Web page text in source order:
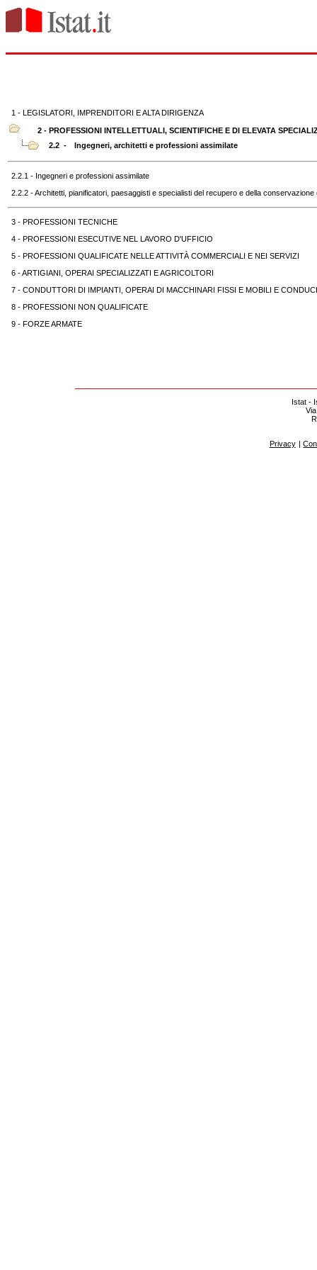
1 - LEGISLATORI, IMPRENDITORI E ALTA DIRIGENZA
2 - PROFESSIONI INTELLETTUALI, SCIENTIFICHE E DI ELEVATA
2.2 -
Ingegneri, architetti e professioni assimilate
2.2.1 - Ingegneri e professioni assimilate
2.2.2 - Architetti, pianificatori, paesaggisti e specialisti del recupero e della conservazione
3 - PROFESSIONI TECNICHE
4 - PROFESSIONI ESECUTIVE NEL LAVORO D'UFFICIO
5 - PROFESSIONI QUALIFICATE NELLE ATTIVITÀ COMMERCIALI E NEI SERVIZI
6 - ARTIGIANI, OPERAI SPECIALIZZATI E AGRICOLTORI
7 - CONDUTTORI DI IMPIANTI, OPERAI DI MACCHINARI FISSI E MOBILI E
8 - PROFESSIONI NON QUALIFICATE
9 - FORZE ARMATE
Istat -
Privacy |